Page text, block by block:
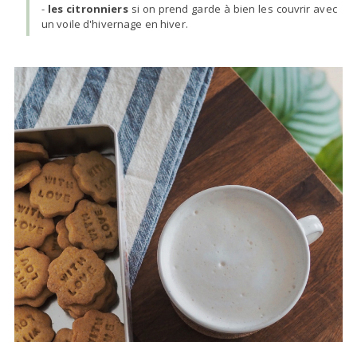
- les citronniers si on prend garde à bien les couvrir avec
un voile d'hivernage en hiver.